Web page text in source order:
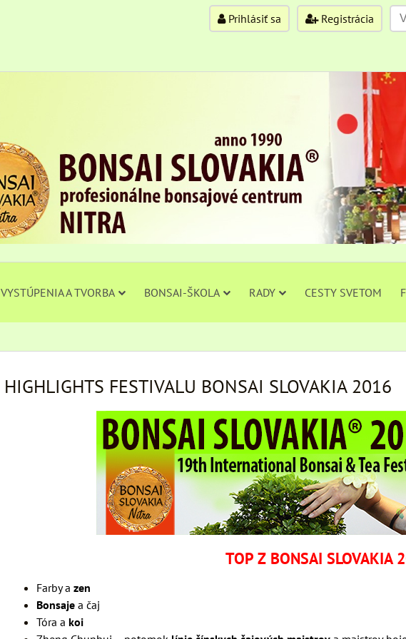
Prihlásiť sa Registrácia
VYSTÚPENIA A TVORBA BONSAI-ŠKOLA RADY CESTY SVETOM
HIGHLIGHTS FESTIVALU BONSAI SLOVAKIA 2016
TOP Z BONSAI SLOVAKIA
Farby a zen
Bonsaje a čaj
Tóra a koi